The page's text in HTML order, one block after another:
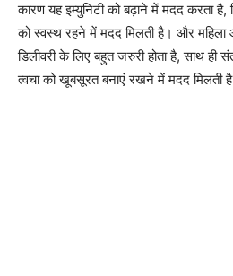
कारण यह इम्युनिटी को बढ़ाने में मदद करता
को स्वस्थ रहने में मदद मिलती है। और महिला
डिलीवरी के लिए बहुत जरुरी होता है, साथ
त्वचा को खूबसूरत बनाएं रखने में मदद मिलती